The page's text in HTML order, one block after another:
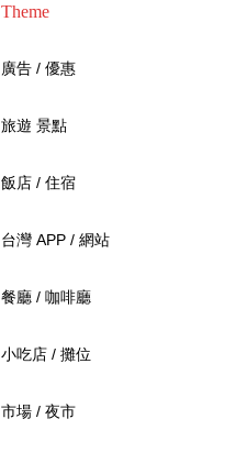
Theme
廣告 / 優惠
旅遊 景點
飯店 / 住宿
台灣 APP / 網站
餐廳 / 咖啡廳
小吃店 / 攤位
市場 / 夜市